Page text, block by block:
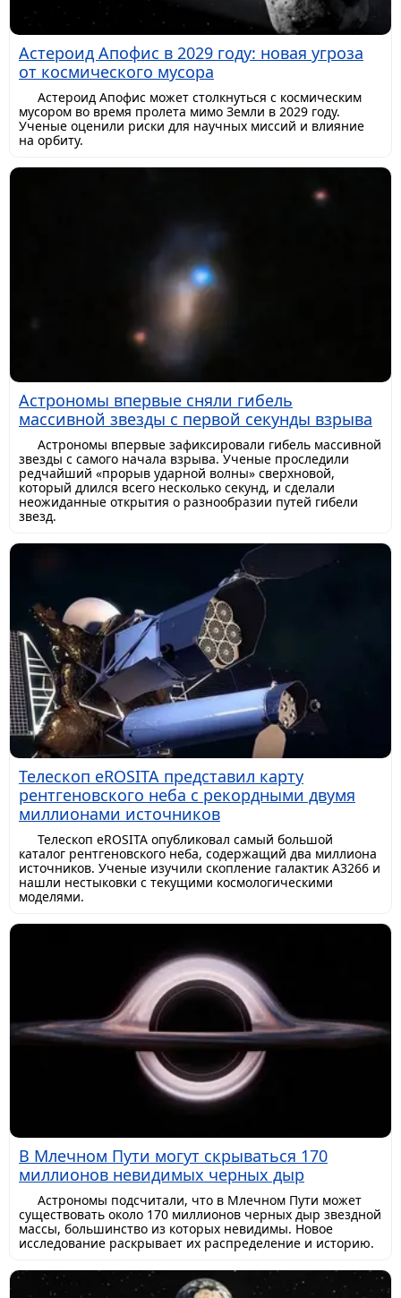
Астероид Апофис в 2029 году: новая угроза
от космического мусора
Астероид Апофис может столкнуться с космическим
мусором во время пролета мимо Земли в 2029 году.
Ученые оценили риски для научных миссий и влияние
на орбиту.
Астрономы впервые сняли гибель
массивной звезды с первой секунды взрыва
Астрономы впервые зафиксировали гибель массивной
звезды с самого начала взрыва. Ученые проследили
редчайший «прорыв ударной волны» сверхновой,
который длился всего несколько секунд, и сделали
неожиданные открытия о разнообразии путей гибели
звезд.
Телескоп eROSITA представил карту
рентгеновского неба с рекордными двумя
миллионами источников
Телескоп eROSITA опубликовал самый большой
каталог рентгеновского неба, содержащий два миллиона
источников. Ученые изучили скопление галактик A3266 и
нашли нестыковки с текущими космологическими
моделями.
В Млечном Пути могут скрываться 170
миллионов невидимых черных дыр
Астрономы подсчитали, что в Млечном Пути может
существовать около 170 миллионов черных дыр звездной
массы, большинство из которых невидимы. Новое
исследование раскрывает их распределение и историю.